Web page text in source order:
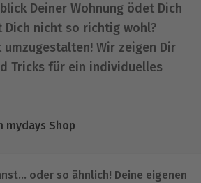
Deiner Wohnung ödet Dich
Dich nicht so richtig wohl?
umzugestalten! Wir zeigen Dir
Tricks für ein individuelles
mydays Shop
oder so ähnlich! Deine eigenen